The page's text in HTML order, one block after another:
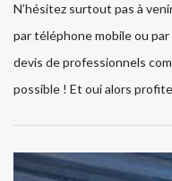
N’hésitez surtout pas à
par téléphone mobile ou
devis de professionnels
possible ! Et oui alors